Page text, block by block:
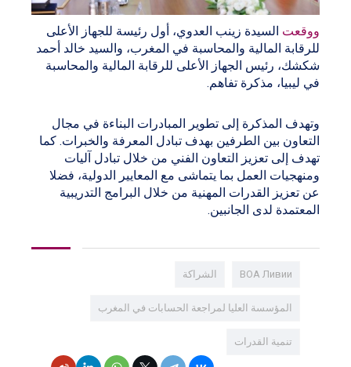
ووقعت السيدة زينب العدوي، أول رئيسة للجهاز الأعلى
للرقابة المالية والمحاسبة في المغرب، والسيد خالد أحمد
شكشك، رئيس الجهاز الأعلى للرقابة المالية والمحاسبة
في ليبيا، مذكرة تفاهم.
وتهدف المذكرة إلى تطوير المبادرات البناءة في مجال
التعاون بين الطرفين بهدف تبادل المعرفة والخبرات. كما
تهدف إلى تعزيز التعاون الفني من خلال تبادل آليات
ومنهجيات العمل بما يتماشى مع المعايير الدولية، فضلا
عن تعزيز القدرات المهنية من خلال البرامج التدريبية
المعتمدة لدى الجانبين.
ВОА Ливии الشراكة
المؤسسة العليا لمراجعة الحسابات في المغرب
تنمية القدرات